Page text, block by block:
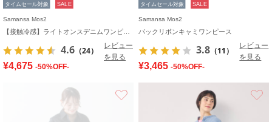
タイムセール対象 SALE
Samansa Mos2
4.6 （24）
レビュー
を見る
¥4,675 -50%OFF-
タイムセール対象 SALE
Samansa Mos2
バックリボンキャミワンピース
3.8 （11）
レビュー
を見る
¥3,465 -50%OFF-